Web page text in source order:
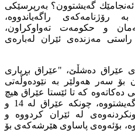
گه‌یشتوون؟ به‌رپرسێكى
رۆژنامه‌كه‌ى راگه‌یاندووه‌،
و حكومه‌ت ته‌واوكراون،
مه‌زنده‌ى ئێران له‌باره‌ى
عێراق ده‌شڵێ، "عێراق بڕیارى
سه‌ر هه‌ولێر به‌ نێوده‌وڵەتى
ده‌كاته‌وه‌ كه‌ تا ئێستا عێراق هیچ
وه‌ڵامێكى له‌لایه‌ن ئێرانه‌وه‌ پێنه‌گه‌یشتووه‌، چونكه‌ عێراق له‌ 14 و
له‌ ئێران كردووه‌ و
بۆئه‌وه‌ى پاساوى هێرشه‌كه‌ى بۆ